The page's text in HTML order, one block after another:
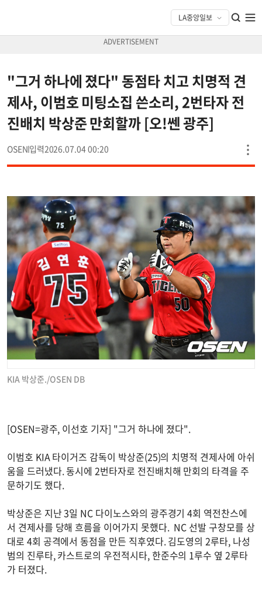
"그거 하나에 졌다" 동점타 치고 치명적 견
제사, 이범호 미팅소집 쓴소리, 2번타자 전
진배치 박상준 만회할까 [오!쎈 광주]
OSEN 2026.07.04 00:20
KIA 박상준./OSEN DB
[OSEN=광주, 이선호 기자] "그거 하나에 졌다".
이범호 KIA 타이거즈 감독이 박상준(25)의 치명적 견제사에 아쉬
움을 드러냈다. 동시에 2번타자로 전진배치해 만회의 타격을 주
문하기도 했다.
박상준은 지난 3일 NC 다이노스와의 광주경기 4회 역전찬스에
서 견제사를 당해 흐름을 이어가지 못했다. NC 선발 구창모를 상
대로 4회 공격에서 동점을 만든 직후였다. 김도영의 2루타, 나성
범의 진루타, 카스트로의 우전적시타, 한준수의 1루수 옆 2루타
가 터졌다.